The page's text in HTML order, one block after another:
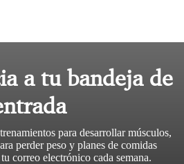
a tu bandeja de
para desarrollar músculos,
perder peso y planes de comidas
correo electrónico cada semana.